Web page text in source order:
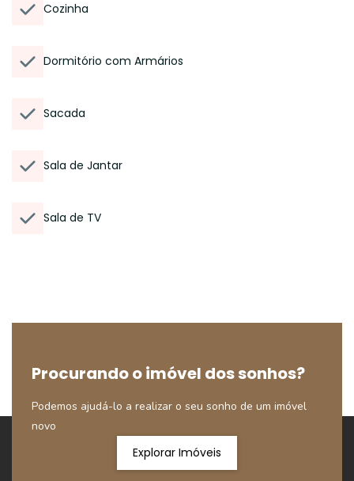
Cozinha
Dormitório com Armários
Sacada
Sala de Jantar
Sala de TV
Procurando o imóvel dos sonhos?
Podemos ajudá-lo a realizar o seu sonho de um imóvel
novo
Explorar Imóveis